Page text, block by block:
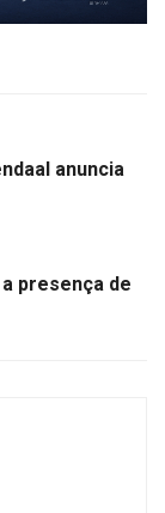
anuncia
presença de